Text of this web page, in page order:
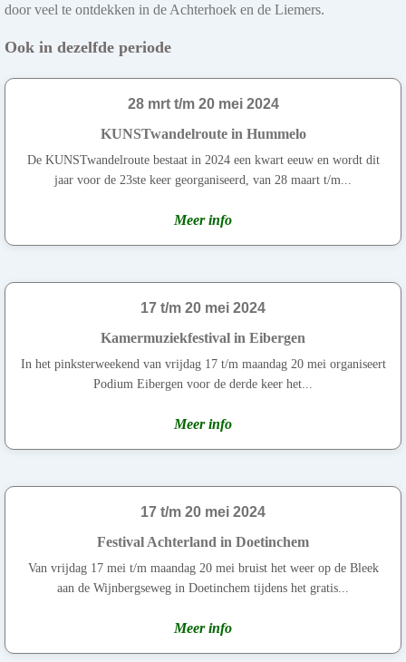
door veel te ontdekken in de Achterhoek en de Liemers.
Ook in dezelfde periode
28 mrt t/m 20 mei 2024
KUNSTwandelroute in Hummelo
De KUNSTwandelroute bestaat in 2024 een kwart eeuw en wordt dit
jaar voor de 23ste keer georganiseerd, van 28 maart t/m...
Meer info
17 t/m 20 mei 2024
Kamermuziekfestival in Eibergen
In het pinksterweekend van vrijdag 17 t/m maandag 20 mei organiseert
Podium Eibergen voor de derde keer het...
Meer info
17 t/m 20 mei 2024
Festival Achterland in Doetinchem
Van vrijdag 17 mei t/m maandag 20 mei bruist het weer op de Bleek
aan de Wijnbergseweg in Doetinchem tijdens het gratis...
Meer info